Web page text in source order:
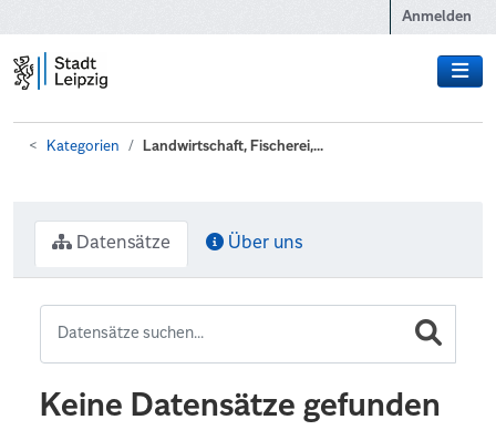
Anmelden
Kategorien Landwirtschaft, Fischerei,...
Datensätze Über uns
Keine Datensätze gefunden